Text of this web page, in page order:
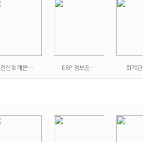
전산회계운… ERP 정보관… 회계